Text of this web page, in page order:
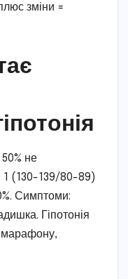
зміни =
не
1 (130-139/80-89)
Симптоми:
Гіпотонія
марафону,